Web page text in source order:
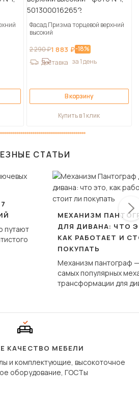
Фасад Призма торцевой верхний
высокий
2 290 ₽1 883 ₽-18%
Доставка за 1 день
В корзину
Купить в 1 клик
СТАТЬИ
путают
МЕХАНИЗМ
ДЛЯ ДИВАНА: ЧТО
КАК РАБОТАЕТ И
ПОКУПАТЬ
Механизм пантограф
самых популярных
трансформации для
сиденье не
дугообразной
КАЧЕСТВО МЕБЕЛИ
и комплектующие, высокоточное
оборудование, ГОСТы